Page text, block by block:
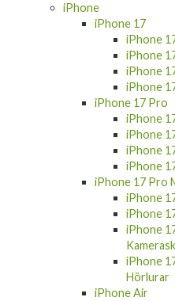
iPhone
iPhone 17
iPhone
iPhone
iPhone
iPhone
iPhone 17 Pro
iPhone
iPhone
iPhone
iPhone
iPhone 17 Pro
iPhone
iPhone
iPhone
iPhone
Hörlurar
iPhone Air